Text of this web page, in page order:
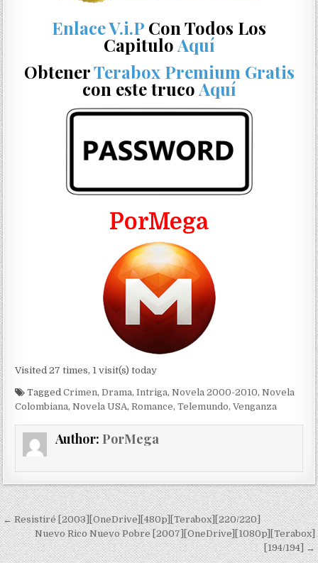
Enlace V.i.P Con Todos Los
Capitulo Aquí
ObtenerTerabox Premium Gratis
con este truco Aquí
PorMega
Visited 27 times, 1 visit(s) today
TaggedCrimen,Drama,Intriga,Novela 2000-2010,Novela
Colombiana,Novela USA,Romance,Telemundo,Venganza
Author: PorMega
Navegación de entradas
← Resistiré [2003][OneDrive][480p][Terabox][220/220]
Nuevo Rico Nuevo Pobre [2007][OneDrive][1080p][Terabox]
[194/194] →